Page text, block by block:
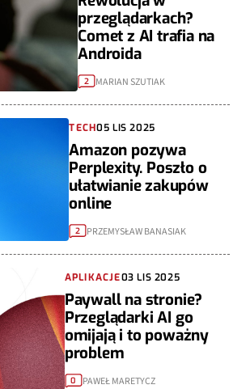
przeglądarkach?
Comet z AI trafia na
Androida
2 MARIAN SZUTIAK
TECH05 LIS 2025
Amazon pozywa
Perplexity. Poszło o
ułatwianie zakupów
online
2 PRZEMYSŁAW BANASIAK
APLIKACJE03 LIS 2025
Paywall na stronie?
Przeglądarki AI go
omijają i to poważny
problem
0 PAWEŁ MARETYCZ